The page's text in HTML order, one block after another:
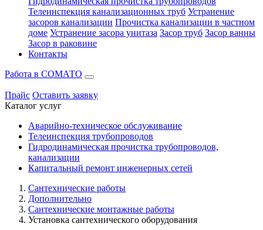
Телеинспекция канализационных труб Устранение
засоров канализации Прочистка канализации в частном
доме Устранение засора унитаза Засор труб Засор ванны
Засор в раковине
Контакты
Работа в СОМАТО
Прайс Оставить заявку
Каталог услуг
Аварийно-техническое обслуживание
Телеинспекция трубопроводов
Гидродинамическая прочистка трубопроводов,
канализации
Капитальный ремонт инженерных сетей
Сантехнические работы
Дополнительно
Сантехнические монтажные работы
Установка сантехнического оборудования